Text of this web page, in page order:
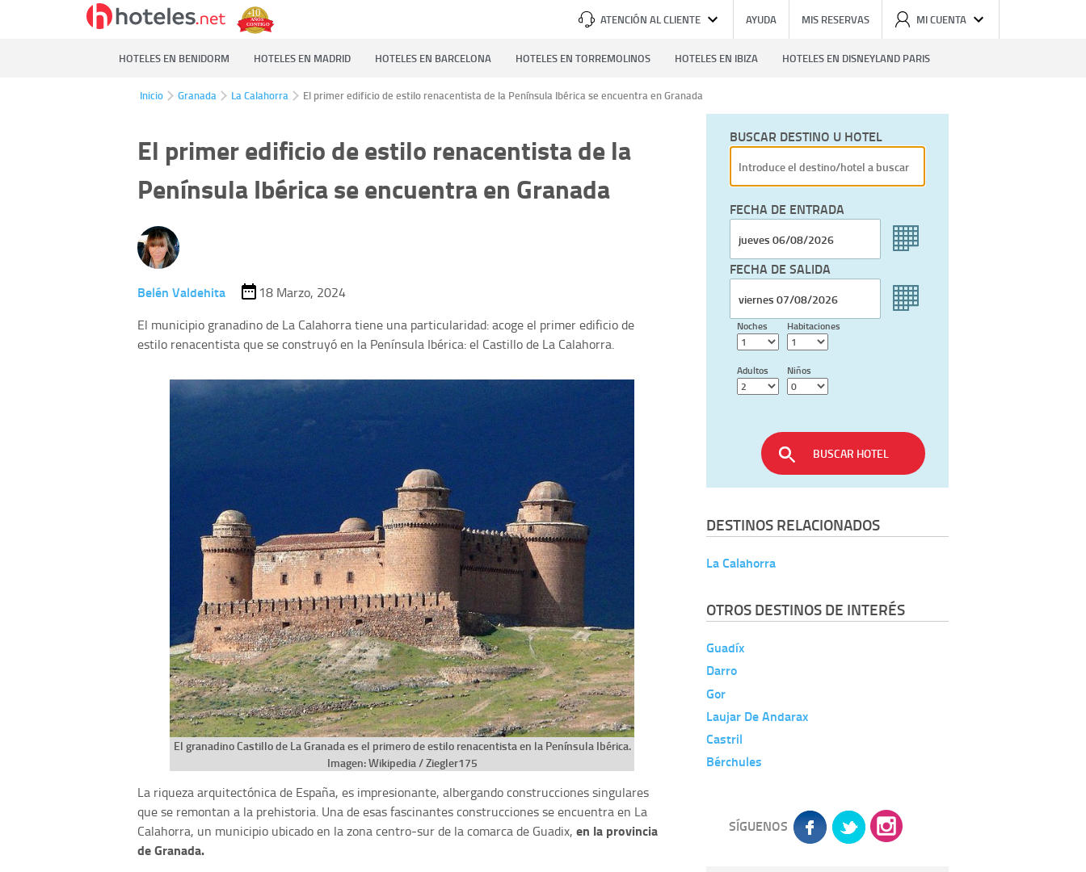
ATENCIÓN AL CLIENTE AYUDA MIS RESERVAS MI CUENTA
HOTELES EN BENIDORM HOTELES EN MADRID HOTELES EN BARCELONA HOTELES EN TORREMOLINOS HOTELES EN IBIZA HOTELES EN DISNEYLAND PARIS
Inicio Granada La Calahorra El primer edificio de estilo renacentista de la Península Ibérica se encuentra en Granada
El primer edificio de estilo renacentista de la
Península Ibérica se encuentra en Granada
Belén Valdehita
18 Marzo, 2024
El municipio granadino de La Calahorra tiene una particularidad: acoge el primer edificio de
estilo renacentista que se construyó en la Península Ibérica: el Castillo de La Calahorra.
El granadino Castillo de La Granada es el primero de estilo renacentista en la Península Ibérica.
Imagen: Wikipedia / Ziegler175
La riqueza arquitectónica de España, es impresionante, albergando construcciones singulares
que se remontan a la prehistoria. Una de esas fascinantes construcciones se encuentra en La
Calahorra, un municipio ubicado en la zona centro-sur de la comarca de Guadix, en la provincia
de Granada.
BUSCAR DESTINO U HOTEL
FECHA DE ENTRADA
FECHA DE SALIDA
Noches Habitaciones
Adultos Niños
BUSCAR HOTEL
DESTINOS RELACIONADOS
La Calahorra
OTROS DESTINOS DE INTERÉS
Guadíx
Darro
Gor
Laujar De Andarax
Castril
Bérchules
SÍGUENOS